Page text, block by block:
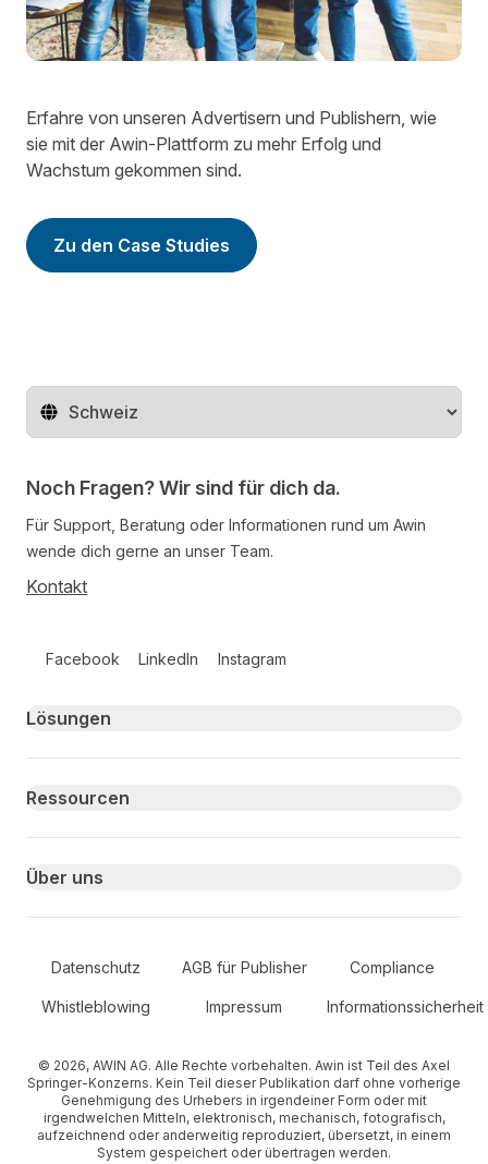
Erfahre von unseren Advertisern und Publishern, wie
sie mit der Awin-Plattform zu mehr Erfolg und
Wachstum gekommen sind.
Zu den Case Studies
Region ändern
Noch Fragen? Wir sind für dich da.
Für Support, Beratung oder Informationen rund um Awin
wende dich gerne an unser Team.
Kontakt
Facebook LinkedIn Instagram
Primary footer navigation
Lösungen
Ressourcen
Über uns
Secondary Footer Navigation
Datenschutz AGB für Publisher Compliance
Whistleblowing Impressum Informationssicherheit
© 2026, AWIN AG. Alle Rechte vorbehalten. Awin ist Teil des Axel
Springer-Konzerns. Kein Teil dieser Publikation darf ohne vorherige
Genehmigung des Urhebers in irgendeiner Form oder mit
irgendwelchen Mitteln, elektronisch, mechanisch, fotografisch,
aufzeichnend oder anderweitig reproduziert, übersetzt, in einem
System gespeichert oder übertragen werden.